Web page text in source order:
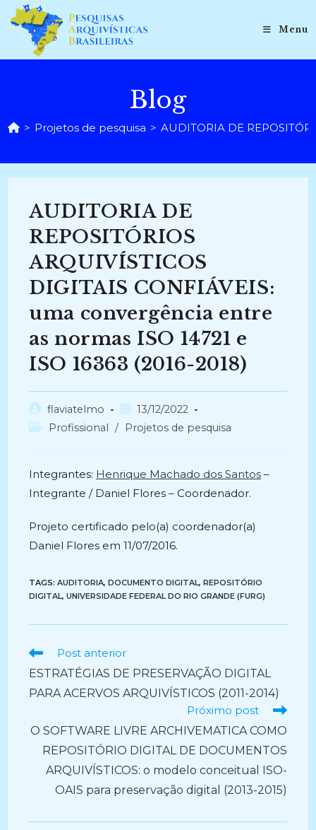
para
conteúdo
Menu
Blog
> Projetos de pesquisa > AUDITORIA DE
AUDITORIA DE
REPOSITÓRIOS
ARQUIVÍSTICOS
DIGITAIS CONFIÁVEIS:
uma convergência entre
as normas ISO 14721 e
ISO 16363 (2016-2018)
Autor
do
flaviatelmo
Post
publicado:
13/12/2022
Categoria
Profissional / Projetos de pesquisa
Integrantes: Henrique Machado dos Santos –
Integrante / Daniel Flores – Coordenador.
Projeto certificado pelo(a) coordenador(a)
Daniel Flores em 11/07/2016.
TAGS:AUDITORIA, DOCUMENTO DIGITAL, REPOSITÓRIO
DIGITAL, UNIVERSIDADE FEDERAL DO RIO GRANDE (FURG)
Ler
artigos
Post anterior
ESTRATÉGIAS DE PRESERVAÇÃO DIGITAL
PARA ACERVOS ARQUIVÍSTICOS (2011-2014)
Próximo post
O SOFTWARE LIVRE ARCHIVEMATICA COMO
REPOSITÓRIO DIGITAL DE DOCUMENTOS
ARQUIVÍSTICOS: o modelo conceitual ISO-
OAIS para preservação digital (2013-2015)